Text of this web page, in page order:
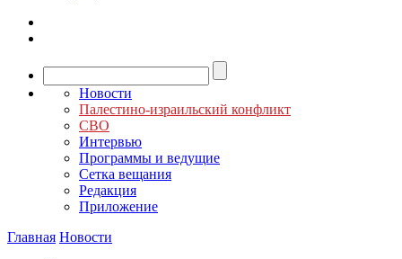
Новости
Палестино-израильский конфликт
СВО
Интервью
Программы и ведущие
Сетка вещания
Редакция
Приложение
Главная Новости